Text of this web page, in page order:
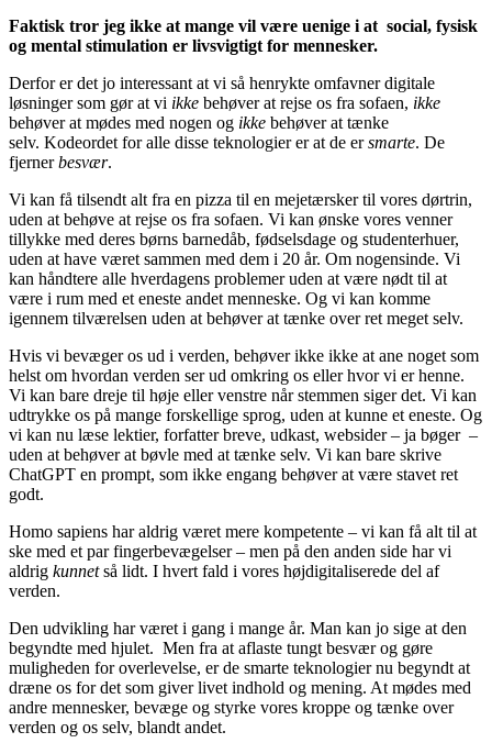
Faktisk tror jeg ikke at mange vil være uenige i at social, fysisk
og mental stimulation er livsvigtigt for mennesker.
Derfor er det jo interessant at vi så henrykte omfavner digitale
løsninger som gør at vi ikke behøver at rejse os fra sofaen, ikke
behøver at mødes med nogen og ikke behøver at tænke
selv. Kodeordet for alle disse teknologier er at de ersmarte. De
fjernerbesvær.
Vi kan få tilsendt alt fra en pizza til en mejetærsker til vores dørtrin,
uden at behøve at rejse os fra sofaen. Vi kan ønske vores venner
tillykke med deres børns barnedåb, fødselsdage og studenterhuer,
uden at have været sammen med dem i 20 år. Om nogensinde. Vi
kan håndtere alle hverdagens problemer uden at være nødt til at
være i rum med et eneste andet menneske. Og vi kan komme
igennem tilværelsen uden at behøver at tænke over ret meget selv.
Hvis vi bevæger os ud i verden, behøver ikke ikke at ane noget som
helst om hvordan verden ser ud omkring os eller hvor vi er henne.
Vi kan bare dreje til høje eller venstre når stemmen siger det. Vi kan
udtrykke os på mange forskellige sprog, uden at kunne et eneste. Og
vi kan nu læse lektier, forfatter breve, udkast, websider – ja bøger –
uden at behøver at bøvle med at tænke selv. Vi kan bare skrive
ChatGPT en prompt, som ikke engang behøver at være stavet ret
godt.
Homo sapiens har aldrig været mere kompetente – vi kan få alt til at
ske med et par fingerbevægelser – men på den anden side har vi
aldrig kunnetså lidt. I hvert fald i vores højdigitaliserede del af
verden.
Den udvikling har været i gang i mange år. Man kan jo sige at den
begyndte med hjulet. Men fra at aflaste tungt besvær og gøre
muligheden for overlevelse, er de smarte teknologier nu begyndt at
dræne os for det som giver livet indhold og mening. At mødes med
andre mennesker, bevæge og styrke vores kroppe og tænke over
verden og os selv, blandt andet.